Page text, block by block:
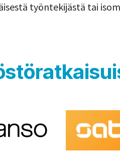
työntekijästä tai